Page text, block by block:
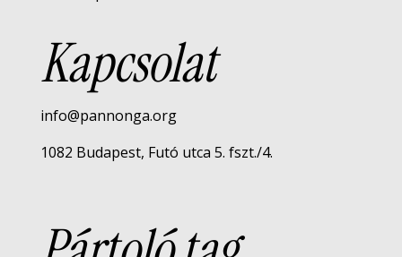
Kapcsolat
info@pannonga.org
1082 Budapest, Futó utca 5. fszt./4.